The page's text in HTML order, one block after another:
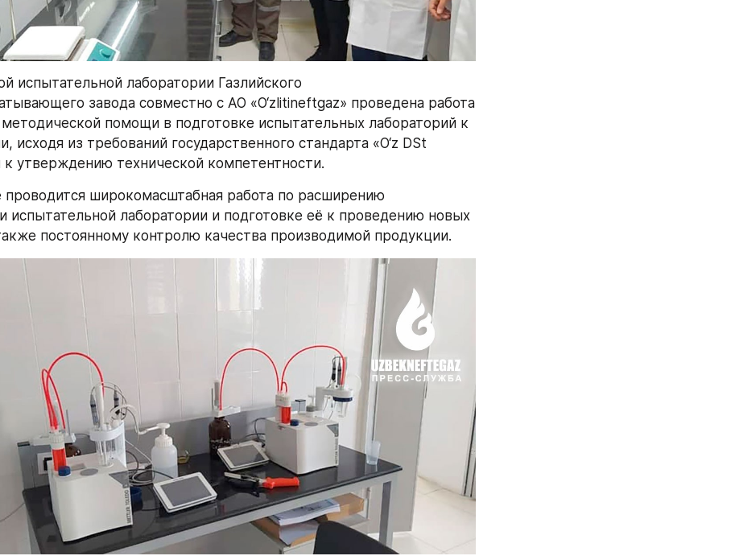
испытательной лаборатории Газлийского
завода совместно с АО «O‘zlitineftgaz» проведена работа
помощи в подготовке испытательных лабораторий к
исходя из требований государственного стандарта «O‘z DSt
к утверждению технической компетентности.
проводится широкомасштабная работа по расширению
испытательной лаборатории и подготовке её к проведению новых
постоянному контролю качества производимой продукции.